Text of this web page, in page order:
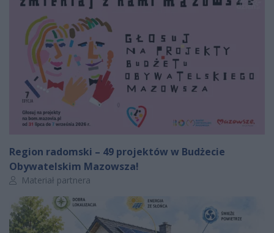
Region radomski – 49 projektów w Budżecie
Obywatelskim Mazowsza!
Autor artykułu:
Materiał partnera